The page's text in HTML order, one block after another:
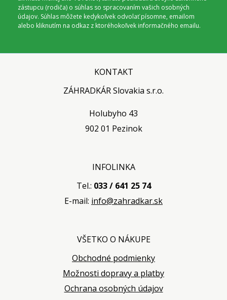
zástupcu (rodiča) o súhlas so spracovaním vašich osobných
údajov. Súhlas môžete kedykoľvek odvolať písomne, emailom
alebo kliknutím na odkaz z ktoréhokoľvek informačného emailu.
KONTAKT
ZÁHRADKÁR Slovakia s.r.o.
Holubyho 43
902 01 Pezinok
INFOLINKA
Tel.: 033 / 641 25 74
E-mail: info@zahradkar.sk
VŠETKO O NÁKUPE
Obchodné podmienky
Možnosti dopravy a platby
Ochrana osobných údajov